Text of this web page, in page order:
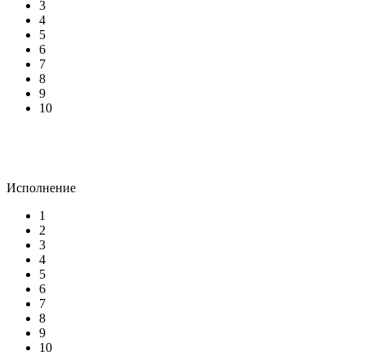
3
4
5
6
7
8
9
10
Исполнение
1
2
3
4
5
6
7
8
9
10